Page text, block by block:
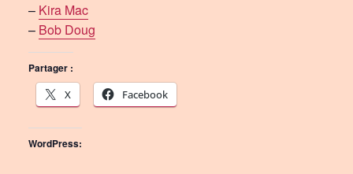
– Kira Mac
– Bob Doug
Partager :
X
Facebook
WordPress: